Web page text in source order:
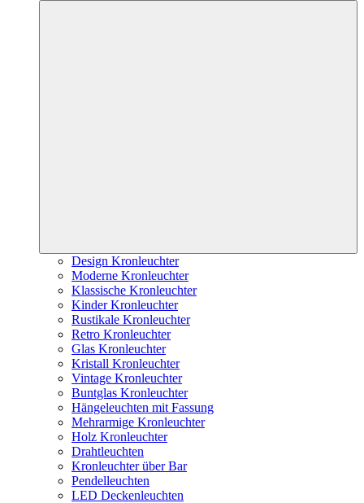
Design Kronleuchter
Moderne Kronleuchter
Klassische Kronleuchter
Kinder Kronleuchter
Rustikale Kronleuchter
Retro Kronleuchter
Glas Kronleuchter
Kristall Kronleuchter
Vintage Kronleuchter
Buntglas Kronleuchter
Hängeleuchten mit Fassung
Mehrarmige Kronleuchter
Holz Kronleuchter
Drahtleuchten
Kronleuchter über Bar
Pendelleuchten
LED Deckenleuchten